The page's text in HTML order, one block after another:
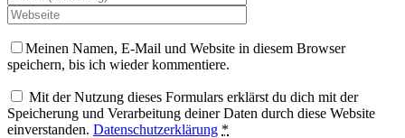
Meinen Namen, E-Mail und Website in diesem Browser
speichern, bis ich wieder kommentiere.
Mit der Nutzung dieses Formulars erklärst du dich mit der
Speicherung und Verarbeitung deiner Daten durch diese Website
einverstanden. Datenschutzerklärung *